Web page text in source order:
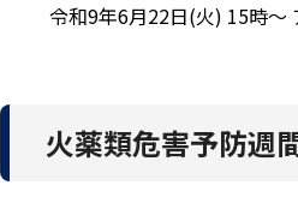
令和9年6月22日(火) 15時～
火薬類危害予防週